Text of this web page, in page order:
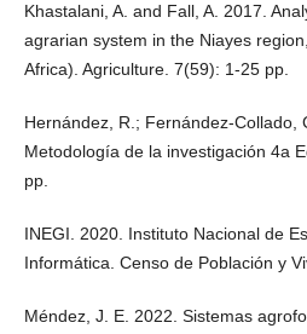
Khastalani, A. and Fall, A. 2017.
agrarian system in the Niayes
Africa). Agriculture. 7(59): 1-25 pp.
Hernández, R.; Fernández-Collado,
Metodología de la investigación 4a
pp.
INEGI. 2020. Instituto Nacional de
Informática. Censo de Población y
Méndez, J. E. 2022. Sistemas